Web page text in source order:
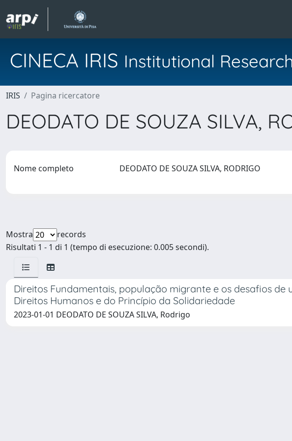
CINECA IRIS Institutional
IRIS Pagina ricercatore
DEODATO DE SOUZA SILVA,
Nome completo DEODATO DE SOUZA SILVA, RODRIGO
Mostra
records
Risultati 1 - 1 di 1 (tempo di esecuzione: 0.005 secondi).
Direitos Fundamentais, população migrante e os desafios
Direitos Humanos e do Princípio da Solidariedade
2023-01-01 DEODATO DE SOUZA SILVA, Rodrigo